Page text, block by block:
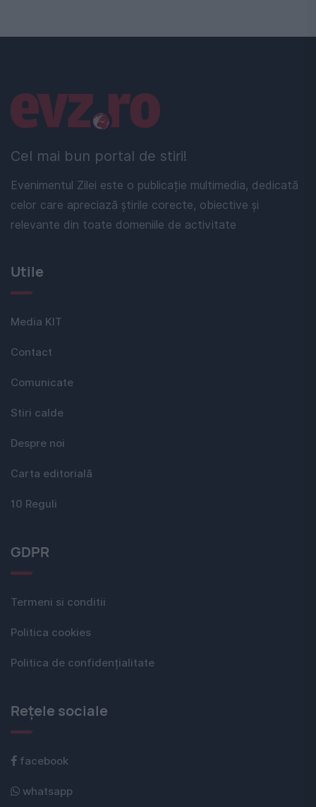
Cel mai bun portal de stiri!
Evenimentul Zilei este o publicație multimedia, dedicată
celor care apreciază știrile corecte, obiective și
relevante din toate domeniile de activitate
Linkuri utile
Utile
Media KIT
Contact
Comunicate
Stiri calde
Despre noi
Carta editorială
10 Reguli
GDPR
Termeni si conditii
Politica cookies
Politica de confidențialitate
Rețele sociale
facebook
whatsapp